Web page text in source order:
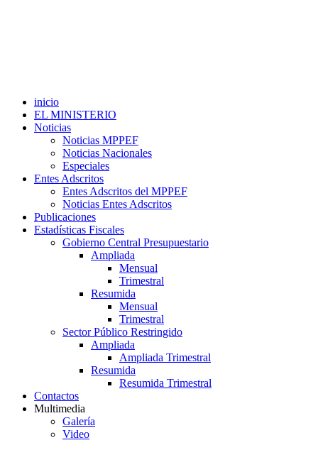
inicio
EL MINISTERIO
Noticias
Noticias MPPEF
Noticias Nacionales
Especiales
Entes Adscritos
Entes Adscritos del MPPEF
Noticias Entes Adscritos
Publicaciones
Estadísticas Fiscales
Gobierno Central Presupuestario
Ampliada
Mensual
Trimestral
Resumida
Mensual
Trimestral
Sector Público Restringido
Ampliada
Ampliada Trimestral
Resumida
Resumida Trimestral
Contactos
Multimedia
Galería
Video